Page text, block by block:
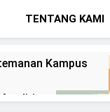
TENTANG KAMI
Kampus